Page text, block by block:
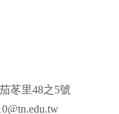
苳里48之5號